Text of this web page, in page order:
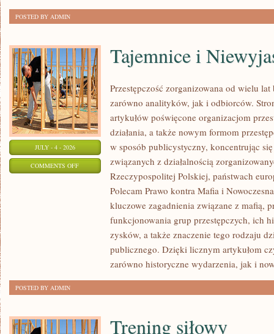
POSTED BY ADMIN
JULY - 4 - 2026
COMMENTS OFFON
TAJEMNICE
NIEWYJAŚNIONE
Tajemnice i
Przestępczość zorganizowana od wielu
zarówno analityków, jak i odbiorców.
artykułów poświęcone organizacjom
działania, a także nowym formom
w sposób publicystyczny, koncentrując
związanych z działalnością
Rzeczypospolitej Polskiej, państwach
Polecam Prawo kontra Mafia i
kluczowe zagadnienia związane z mafią,
funkcjonowania grup przestępczych, ich
zysków, a także znaczenie tego rodzaju
publicznego. Dzięki licznym artykułom
zarówno historyczne wydarzenia, jak i
POSTED BY ADMIN
Trening siłowy